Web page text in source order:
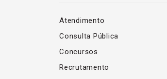
Atendimento
Consulta Pública
Concursos
Recrutamento